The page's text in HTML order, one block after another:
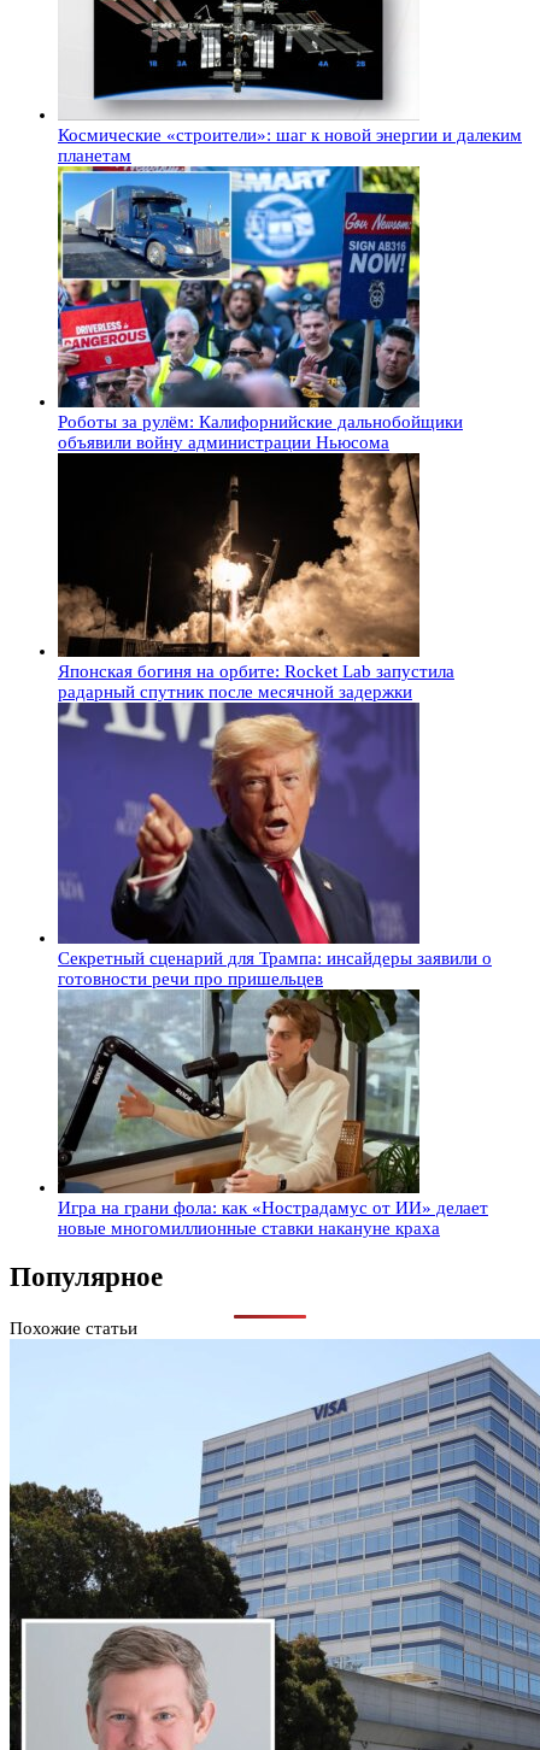
Космические «строители»: шаг к новой энергии и далеким
планетам
Роботы за рулём: Калифорнийские дальнобойщики
объявили войну администрации Ньюсома
Японская богиня на орбите: Rocket Lab запустила
радарный спутник после месячной задержки
Секретный сценарий для Трампа: инсайдеры заявили о
готовности речи про пришельцев
Игра на грани фола: как «Нострадамус от ИИ» делает
новые многомиллионные ставки накануне краха
Популярное
Похожие статьи